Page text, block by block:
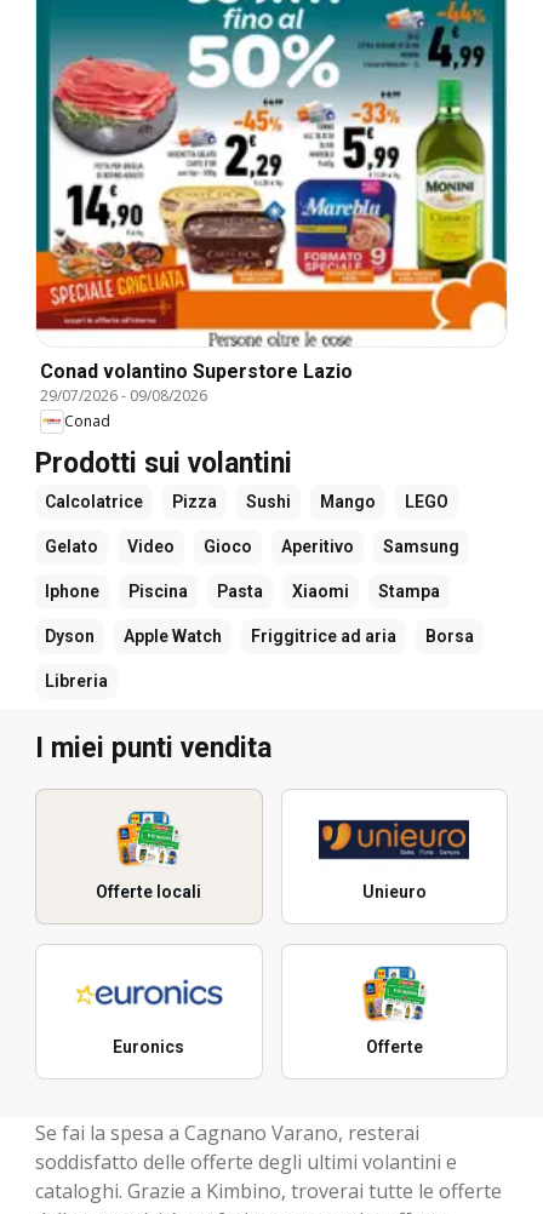
Conad volantino Superstore Lazio
29/07/2026- 09/08/2026
Conad
Prodotti sui volantini
Calcolatrice Pizza Sushi Mango LEGO
Gelato Video Gioco Aperitivo Samsung
Iphone Piscina Pasta Xiaomi Stampa
Dyson Apple Watch Friggitrice ad aria Borsa
Libreria
I miei punti vendita
Offerte locali Unieuro
Euronics Offerte
Se fai la spesa a Cagnano Varano, resterai
soddisfatto delle offerte degli ultimi volantini e
cataloghi. Grazie a Kimbino, troverai tutte le offerte